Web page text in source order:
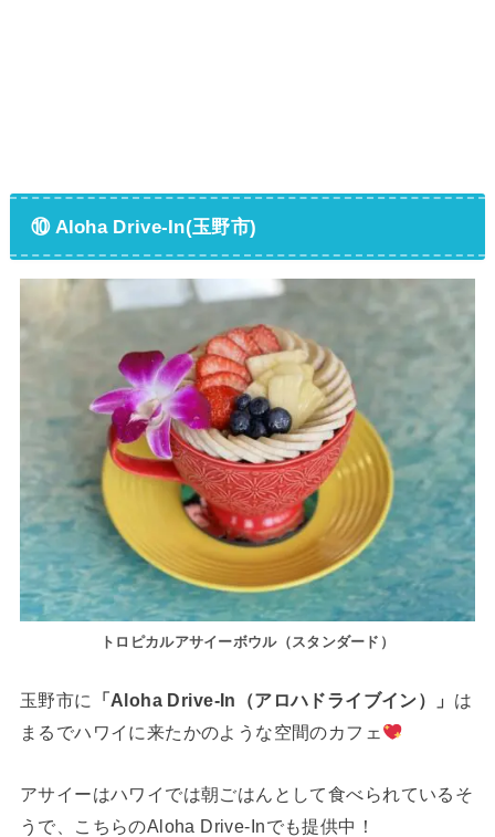
⑩ Aloha Drive-In(玉野市)
トロピカルアサイーボウル（スタンダード）
玉野市に 「Aloha Drive-In（アロハドライブイン）」 は
まるでハワイに来たかのような空間のカフェ
アサイーはハワイでは朝ごはんとして食べられているそ
うで、こちらのAloha Drive-Inでも提供中！